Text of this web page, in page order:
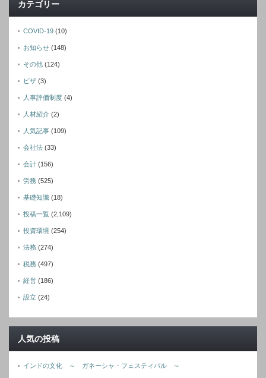
カテゴリー
COVID-19 (10)
お知らせ (148)
その他 (124)
ビザ (3)
人事評価制度 (4)
人材紹介 (2)
人気記事 (109)
会社法 (33)
会計 (156)
労務 (525)
基礎知識 (18)
投稿一覧 (2,109)
投資環境 (254)
法務 (274)
税務 (497)
経営 (186)
設立 (24)
人気の投稿
インドの文化 ～ ガネーシャ・フェスティバル ～